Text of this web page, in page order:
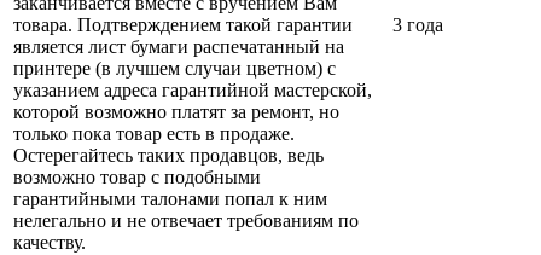
товара. Подтверждением такой гарантии
является лист бумаги распечатанный на
принтере (в лучшем случаи цветном) с
указанием адреса гарантийной мастерской,
которой возможно платят за ремонт, но
только пока товар есть в продаже.
Остерегайтесь таких продавцов, ведь
возможно товар с подобными
гарантийными талонами попал к ним
нелегально и не отвечает требованиям по
качеству.
3 года